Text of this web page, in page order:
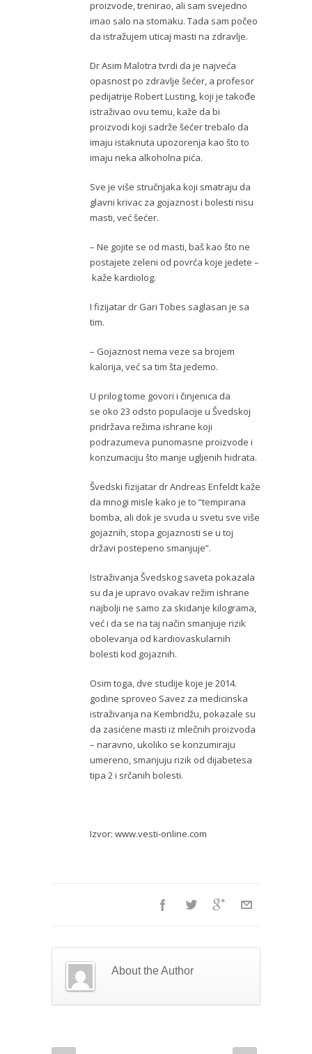
proizvode, trenirao, ali sam svejedno
imao salo na stomaku. Tada sam počeo
da istražujem uticaj masti na zdravlje.
Dr Asim Malotra tvrdi da je najveća
opasnost po zdravlje šećer, a profesor
pedijatrije Robert Lusting, koji je takođe
istraživao ovu temu, kaže da bi
proizvodi koji sadrže šećer trebalo da
imaju istaknuta upozorenja kao što to
imaju neka alkoholna pića.
Sve je više stručnjaka koji smatraju da
glavni krivac za gojaznost i bolesti nisu
masti, već šećer.
– Ne gojite se od masti, baš kao što ne
postajete zeleni od povrća koje jedete –
kaže kardiolog.
I fizijatar dr Gari Tobes saglasan je sa
tim.
– Gojaznost nema veze sa brojem
kalorija, već sa tim šta jedemo.
U prilog tome govori i činjenica da
se oko 23 odsto populacije u Švedskoj
pridržava režima ishrane koji
podrazumeva punomasne proizvode i
konzumaciju što manje ugljenih hidrata.
Švedski fizijatar dr Andreas Enfeldt kaže
da mnogi misle kako je to “tempirana
bomba, ali dok je svuda u svetu sve više
gojaznih, stopa gojaznosti se u toj
državi postepeno smanjuje”.
Istraživanja Švedskog saveta pokazala
su da je upravo ovakav režim ishrane
najbolji ne samo za skidanje kilograma,
već i da se na taj način smanjuje rizik
obolevanja od kardiovaskularnih
bolesti kod gojaznih.
Osim toga, dve studije koje je 2014.
godine sproveo Savez za medicinska
istraživanja na Kembridžu, pokazale su
da zasićene masti iz mlečnih proizvoda
– naravno, ukoliko se konzumiraju
umereno, smanjuju rizik od dijabetesa
tipa 2 i srčanih bolesti.
Izvor: www.vesti-online.com
About the Author